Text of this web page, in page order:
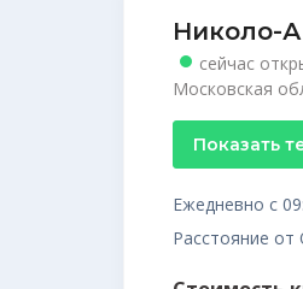
Николо-
сейчас
Московская
Показать
Ежедневно с
Расстояние от